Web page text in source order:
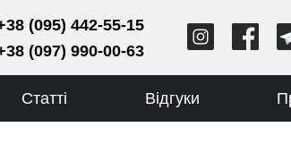
(095) 442-55-15
(097) 990-00-63
Статті Відгуки